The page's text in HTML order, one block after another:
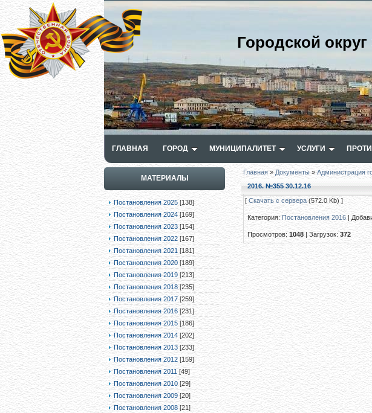
Городской
ГЛАВНАЯ ГОРОД МУНИЦИПАЛИТЕТ УСЛУГИ
МАТЕРИАЛЫ
Постановления 2025 [138]
Постановления 2024 [169]
Постановления 2023 [154]
Постановления 2022 [167]
Постановления 2021 [181]
Постановления 2020 [189]
Постановления 2019 [213]
Постановления 2018 [235]
Постановления 2017 [259]
Постановления 2016 [231]
Постановления 2015 [186]
Постановления 2014 [202]
Постановления 2013 [233]
Постановления 2012 [159]
Постановления 2011 [49]
Постановления 2010 [29]
Постановления 2009 [20]
Постановления 2008 [21]
Главная »Документы »Администрация
2016. №355 30.12.16
[ Скачать с сервера(572.0 Kb) ]
Категория:Постановления 2016 |
Просмотров:1048|Загрузок:372